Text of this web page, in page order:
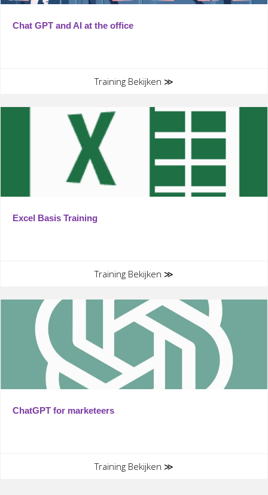
Chat GPT and AI at the office
Training Bekijken ≫
Excel Basis Training
Training Bekijken ≫
ChatGPT for marketeers
Training Bekijken ≫